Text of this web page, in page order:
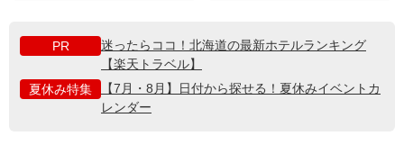
PR
迷ったらココ！北海道の最新ホテルランキング
【楽天トラベル】
夏休み特集
【7月・8月】日付から探せる！夏休みイベントカ
レンダー